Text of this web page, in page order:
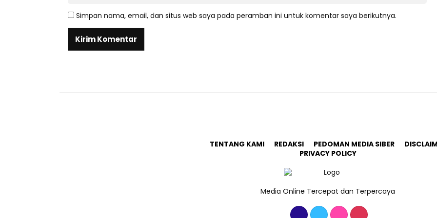
Simpan nama, email, dan situs web saya pada peramban ini untuk komentar saya berikutnya.
TENTANG KAMI REDAKSI PEDOMAN MEDIA SIBER
PRIVACY POLICY
Media Online Tercepat dan Terpercaya